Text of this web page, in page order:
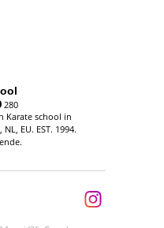
280
Karate school in
EU. EST. 1994.